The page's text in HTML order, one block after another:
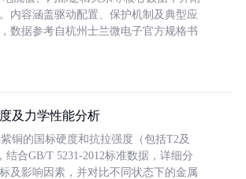
内容涵盖驱动配置、保护机制及典型应
数据参考自杭州士兰微电子官方规格书
及力学性能分析
铜的国标硬度和抗拉强度（包括T2及
结合GB/T 5231-2012标准数据，详细分
及影响因素，并对比不同状态下的金属